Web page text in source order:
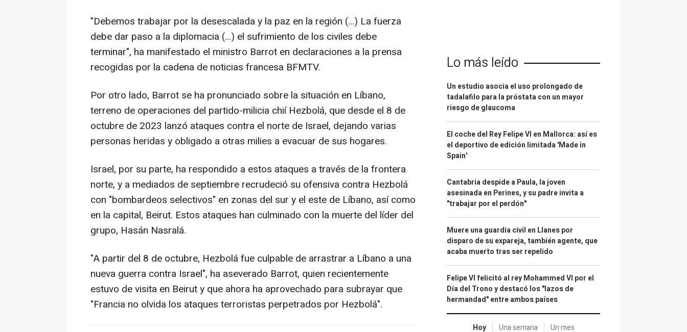
"Debemos trabajar por la desescalada y la paz en la región (...) La fuerza
debe dar paso a la diplomacia (...) el sufrimiento de los civiles debe
terminar", ha manifestado el ministro Barrot en declaraciones a la prensa
recogidas por la cadena de noticias francesa BFMTV.
Por otro lado, Barrot se ha pronunciado sobre la situación en Líbano,
terreno de operaciones del partido-milicia chií Hezbolá, que desde el 8 de
octubre de 2023 lanzó ataques contra el norte de Israel, dejando varias
personas heridas y obligado a otras milies a evacuar de sus hogares.
Israel, por su parte, ha respondido a estos ataques a través de la frontera
norte, y a mediados de septiembre recrudeció su ofensiva contra Hezbolá
con "bombardeos selectivos" en zonas del sur y el este de Líbano, así como
en la capital, Beirut. Estos ataques han culminado con la muerte del líder del
grupo, Hasán Nasralá.
"A partir del 8 de octubre, Hezbolá fue culpable de arrastrar a Líbano a una
nueva guerra contra Israel", ha aseverado Barrot, quien recientemente
estuvo de visita en Beirut y que ahora ha aprovechado para subrayar que
"Francia no olvida los ataques terroristas perpetrados por Hezbolá".
Lo más leído
Un estudio asocia el uso prolongado de
tadalafilo para la próstata con un mayor
riesgo de glaucoma
El coche del Rey Felipe VI en Mallorca: así es
el deportivo de edición limitada 'Made in
Spain'
Cantabria despide a Paula, la joven
asesinada en Perines, y su padre invita a
"trabajar por el perdón"
Muere una guardia civil en Llanes por
disparo de su expareja, también agente, que
acaba muerto tras ser repelido
Felipe VI felicitó al rey Mohammed VI por el
Día del Trono y destacó los "lazos de
hermandad" entre ambos países
Hoy Una semana Un mes